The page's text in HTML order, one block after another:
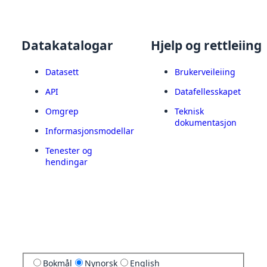
Datakatalogar
Datasett
API
Omgrep
Informasjonsmodellar
Tenester og
hendingar
Hjelp og rettleiing
Brukerveileiing
Datafellesskapet
Teknisk
dokumentasjon
Bokmål Nynorsk English